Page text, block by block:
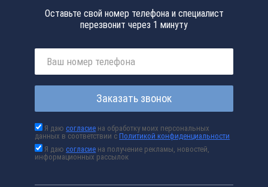
Оставьте свой номер телефона и специалист
перезвонит через 1 минуту
Заказать звонок
Я даюсогласие на обработку моих персональных
данных в соответствии сПолитикой конфиденциальности
Я даюсогласие на получение рекламы, новостей,
информационных рассылок